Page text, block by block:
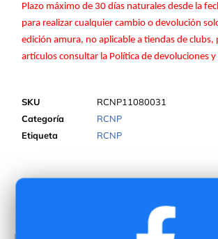
Plazo máximo de 30 días naturales desde la
para realizar cualquier cambio o devolución
edición amura, no aplicable a tiendas de clubs,
artículos consultar la Política de devoluciones
SKU
RCNP11080031
Categoría
RCNP
Etiqueta
RCNP
Más info sobre el producto